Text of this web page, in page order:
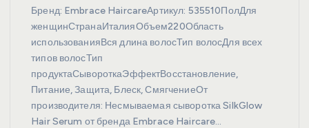
Бренд: Embrace HaircareАртикул: 535510ПолДля
женщинСтранаИталияОбъем220Область
использованияВся длина волосТип волосДля всех
типов волосТип
продуктаСывороткаЭффектВосстановление,
Питание, Защита, Блеск, СмягчениеОт
производителя: Несмываемая сыворотка SilkGlow
Hair Serum от бренда Embrace Haircare…